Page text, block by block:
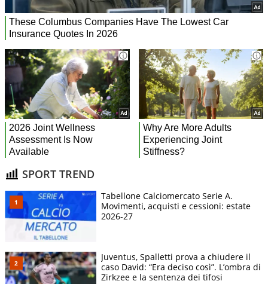
SPORT TREND
Tabellone Calciomercato Serie A.
Movimenti, acquisti e cessioni: estate
2026-27
Juventus, Spalletti prova a chiudere il
caso David: “Era deciso così”. L’ombra di
Zirkzee e la sentenza dei tifosi